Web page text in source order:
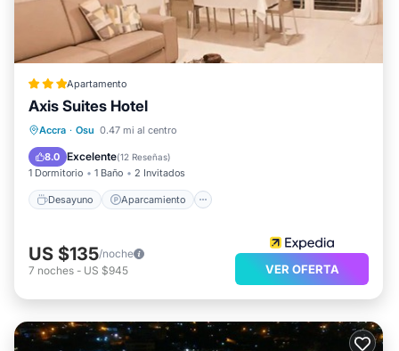
Apartamento
Axis Suites Hotel
Accra · Osu 0.47 mi al centro
8.0 Excelente(12 Reseñas)
1 Dormitorio 1 Baño 2 Invitados
Desayuno Aparcamiento
Desayuno Aparcamiento
Balcón/Terraza
US $135/noche
7 noches - US $945 VER OFERTA